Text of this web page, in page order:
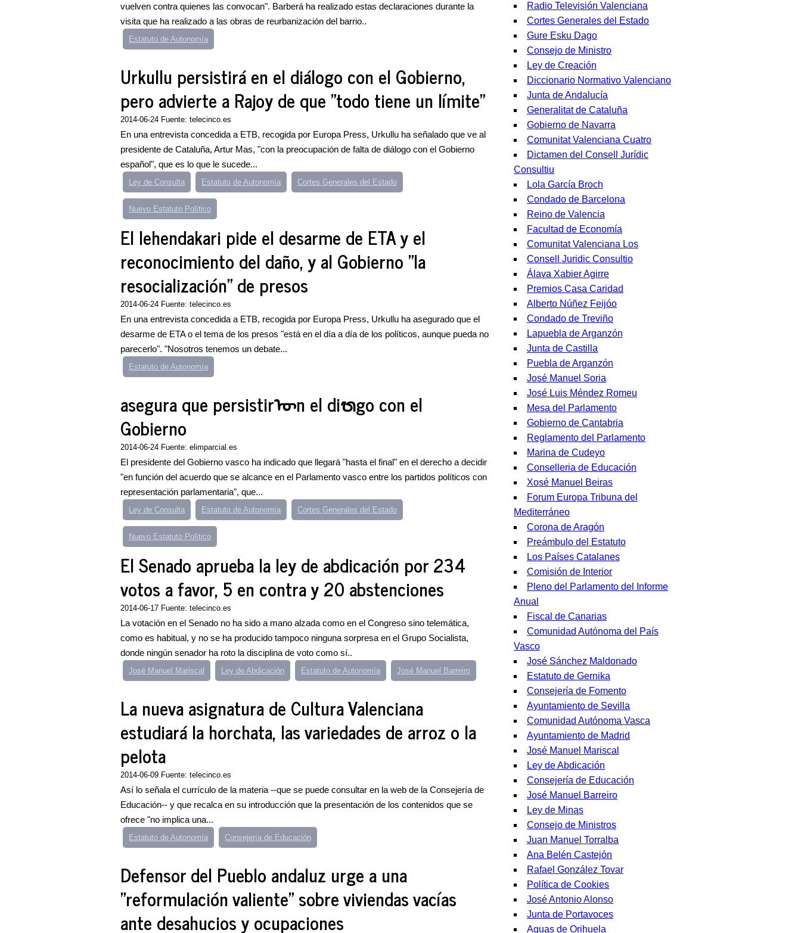
vuelven contra quienes las convocan". Barberá ha realizado estas declaraciones durante la
visita que ha realizado a las obras de reurbanización del barrio..
Estatuto de Autonomía
Urkullu persistirá en el diálogo con el Gobierno,
pero advierte a Rajoy de que "todo tiene un límite"
2014-06-24 Fuente: telecinco.es
En una entrevista concedida a ETB, recogida por Europa Press, Urkullu ha señalado que ve al
presidente de Cataluña, Artur Mas, "con la preocupación de falta de diálogo con el Gobierno
español", que es lo que le sucede...
Ley de Consulta Estatuto de Autonomía Cortes Generales del Estado
Nuevo Estatuto Político
El lehendakari pide el desarme de ETA y el
reconocimiento del daño, y al Gobierno "la
resocialización" de presos
2014-06-24 Fuente: telecinco.es
En una entrevista concedida a ETB, recogida por Europa Press, Urkullu ha asegurado que el
desarme de ETA o el tema de los presos "está en el día a día de los políticos, aunque pueda no
parecerlo". "Nosotros tenemos un debate...
Estatuto de Autonomía
asegura que persistirᠥn el diᬯgo con el
Gobierno
2014-06-24 Fuente: elimparcial.es
El presidente del Gobierno vasco ha indicado que llegará "hasta el final" en el derecho a decidir
"en función del acuerdo que se alcance en el Parlamento vasco entre los partidos políticos con
representación parlamentaria", que...
Ley de Consulta Estatuto de Autonomía Cortes Generales del Estado
Nuevo Estatuto Político
El Senado aprueba la ley de abdicación por 234
votos a favor, 5 en contra y 20 abstenciones
2014-06-17 Fuente: telecinco.es
La votación en el Senado no ha sido a mano alzada como en el Congreso sino telemática,
como es habitual, y no se ha producido tampoco ninguna sorpresa en el Grupo Socialista,
donde ningún senador ha roto la disciplina de voto como sí..
José Manuel Mariscal Ley de Abdicación Estatuto de Autonomía José Manuel Barreiro
La nueva asignatura de Cultura Valenciana
estudiará la horchata, las variedades de arroz o la
pelota
2014-06-09 Fuente: telecinco.es
Así lo señala el currículo de la materia --que se puede consultar en la web de la Consejería de
Educación-- y que recalca en su introducción que la presentación de los contenidos que se
ofrece "no implica una...
Estatuto de Autonomía Consejería de Educación
Defensor del Pueblo andaluz urge a una
"reformulación valiente" sobre viviendas vacías
ante desahucios y ocupaciones
Radio Televisión Valenciana
Cortes Generales del Estado
Gure Esku Dago
Consejo de Ministro
Ley de Creación
Diccionario Normativo Valenciano
Junta de Andalucía
Generalitat de Cataluña
Gobierno de Navarra
Comunitat Valenciana Cuatro
Dictamen del Consell Jurídic
Consultiu
Lola García Broch
Condado de Barcelona
Reino de Valencia
Facultad de Economía
Comunitat Valenciana Los
Consell Juridic Consultio
Álava Xabier Agirre
Premios Casa Caridad
Alberto Núñez Feijóo
Condado de Treviño
Lapuebla de Arganzón
Junta de Castilla
Puebla de Arganzón
José Manuel Soria
José Luis Méndez Romeu
Mesa del Parlamento
Gobierno de Cantabria
Reglamento del Parlamento
Marina de Cudeyo
Conselleria de Educación
Xosé Manuel Beiras
Forum Europa Tribuna del
Mediterráneo
Corona de Aragón
Preámbulo del Estatuto
Los Países Catalanes
Comisión de Interior
Pleno del Parlamento del Informe
Anual
Fiscal de Canarias
Comunidad Autónoma del País
Vasco
José Sánchez Maldonado
Estatuto de Gernika
Consejería de Fomento
Ayuntamiento de Sevilla
Comunidad Autónoma Vasca
Ayuntamiento de Madrid
José Manuel Mariscal
Ley de Abdicación
Consejería de Educación
José Manuel Barreiro
Ley de Minas
Consejo de Ministros
Juan Manuel Torralba
Ana Belén Castejón
Rafael González Tovar
Política de Cookies
José Antonio Alonso
Junta de Portavoces
Aguas de Orihuela